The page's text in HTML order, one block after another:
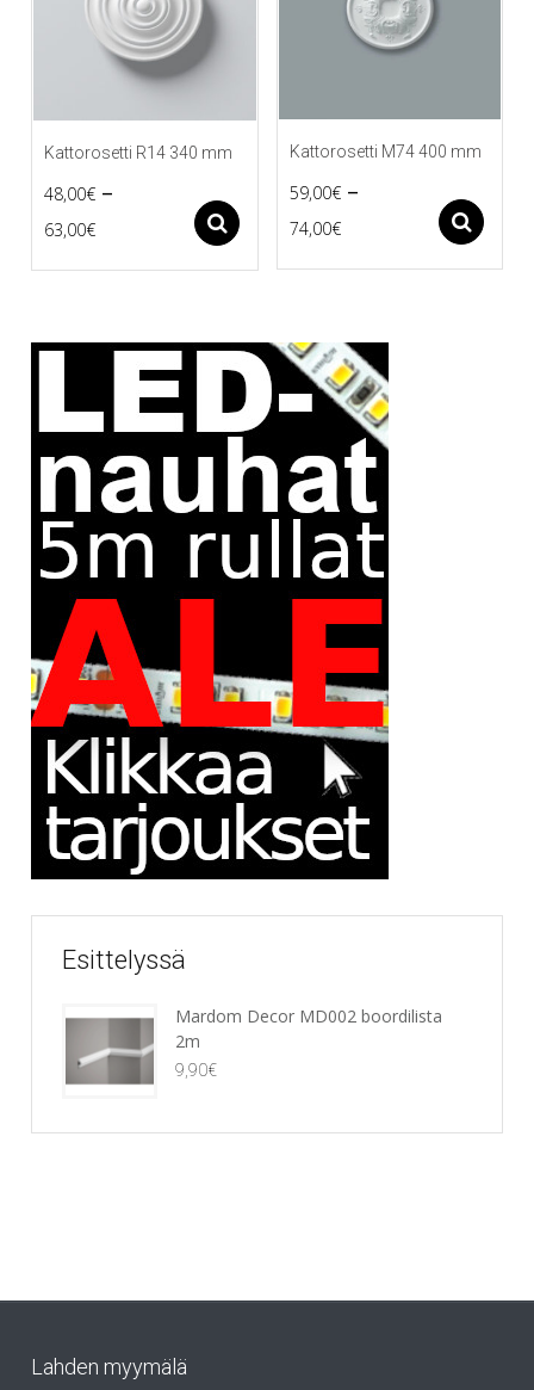
Kattorosetti R14 340 mm
48,00€ –
63,00€Price
range:
63,00€
Asetukset
tuotteella
muunnelma.
valinnat
tuotteen
sivulla.
Kattorosetti M74 400 mm
59,00€ –
74,00€Price
range:
74,00€
tuotteella
muunnelma.
Voit
tehdä
valinnat
sivulla.
Esittelyssä
Mardom Decor MD002 boordilista
2m
9,90€
Lahden myymälä